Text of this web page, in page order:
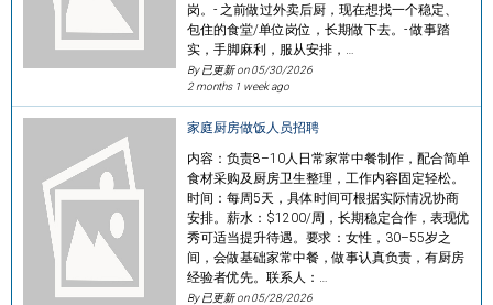
岗。- 之前做过外卖后厨，现在想找一个稳定、
包住的食堂/单位岗位，长期做下去。- 做事踏
实，手脚麻利，服从安排，…
By 已更新 on05/30/2026
2 months 1 week ago
家庭厨房做饭人员招聘
内容：负责8–10人日常家常中餐制作，配合简单
食材采购及厨房卫生整理，工作内容固定轻松。
时间：每周5天，具体时间可根据实际情况协商
安排。薪水：$1200/周，长期稳定合作，表现优
秀可适当提升待遇。要求：女性，30–55岁之
间，会做基础家常中餐，做事认真负责，有厨房
经验者优先。联系人：…
By 已更新 on05/28/2026